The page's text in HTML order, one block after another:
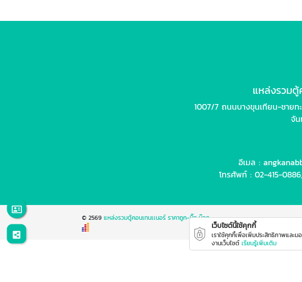
แหล่งรวมตู้
1007/7 ถนนบางขุนเทียน-ชายท
จัน
อีเมล :
โทรศัพท์ : 02-415-0886,
© 2569แหล่งรวมตู้คอนเทนเเนอร์ ราคาถูก-บิ๊ก บ๊อก
เว็บไซต์นี้ใช้คุกกี้
เราใช้คุกกี้เพื่อเพิ่มประสิทธิภาพและ
งานเว็บไซต์ เรียนรู้เพิ่มเติม